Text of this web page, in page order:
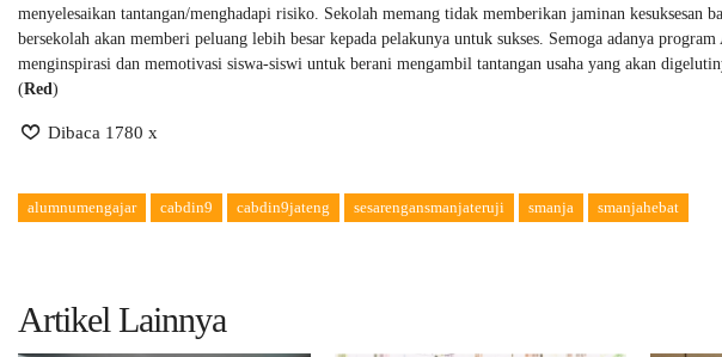
menyelesaikan tantangan/menghadapi risiko. Sekolah memang tidak memberikan jaminan kesuksesan
bersekolah akan memberi peluang lebih besar kepada pelakunya untuk sukses. Semoga adanya
menginspirasi dan memotivasi siswa-siswi untuk berani mengambil tantangan usaha yang akan
(Red)
Dibaca 1780 x
alumnumengajar cabdin9 cabdin9jateng sesarengansmanjateruji smanja smanjahebat
Artikel Lainnya